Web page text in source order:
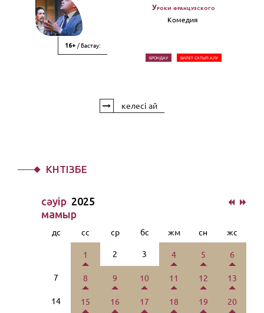
16+ / Бастау:
Уроки французского
Комедия
БРОНДАУ БИЛЕТ САТЫП АЛУ
келесі ай
КҮНТІЗБЕ
сәуiр 2025
мамыр
дс сс ср бс жм сн жс
1 2 3 4 5 6
7 8 9 10 11 12 13
14 15 16 17 18 19 20